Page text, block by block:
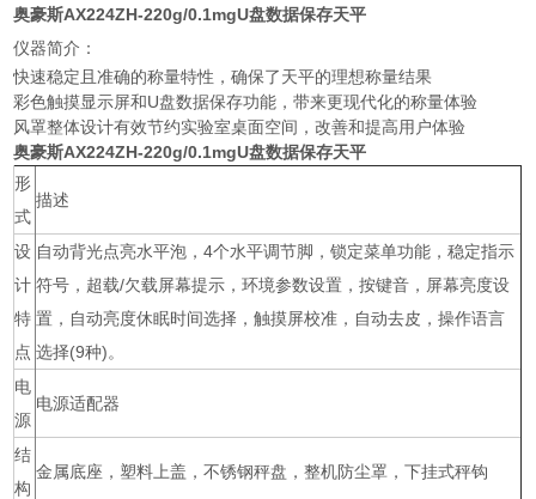
奥豪斯AX224ZH-220g/0.1mgU盘数据保存天平
仪器简介：
快速稳定且准确的称量特性，确保了天平的理想称量结果
彩色触摸显示屏和U盘数据保存功能，带来更现代化的称量体验
风罩整体设计有效节约实验室桌面空间，改善和提高用户体验
奥豪斯AX224ZH-220g/0.1mgU盘数据保存天平
形
式
描述
设
计
特
点
自动背光点亮水平泡，4个水平调节脚，锁定菜单功能，稳定指示
符号，超载/欠载屏幕提示，环境参数设置，按键音，屏幕亮度设
置，自动亮度休眠时间选择，触摸屏校准，自动去皮，操作语言
选择(9种)。
电
源
电源适配器
结
构
金属底座，塑料上盖，不锈钢秤盘，整机防尘罩，下挂式秤钩